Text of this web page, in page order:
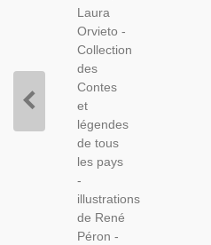
Fernand
Nathan,
Antiquité
Romaine,
Laura
Orvieto -
Collection
des
Contes
et
légendes
de tous
les pays
-
illustrations
de René
Péron -